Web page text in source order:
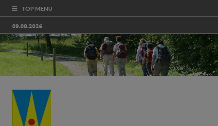
TOP MENU
09.08.2026